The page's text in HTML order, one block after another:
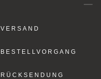
VERSAND
BESTELLVORGANG
RÜCKSENDUNG